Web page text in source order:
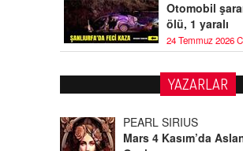
Otomobil
ölü, 1 yaralı
24 Temmuz 2026
YAZARLAR
PEARL SİRİUS
Mars 4 Kasım’da
01.11.2025 14:25